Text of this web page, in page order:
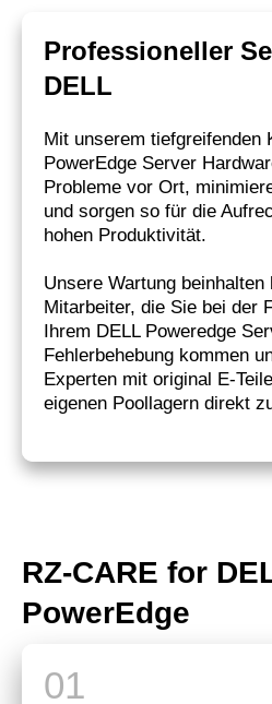
Professioneller
DELL
Mit unserem tiefgreifenden
PowerEdge Server
Probleme vor Ort,
und sorgen so für die
hohen Produktivität.
Unsere Wartung
Mitarbeiter, die Sie bei der
Ihrem DELL Poweredge
Fehlerbehebung kommen
Experten mit original E-
eigenen Poollagern direkt
RZ-CARE for
PowerEdge